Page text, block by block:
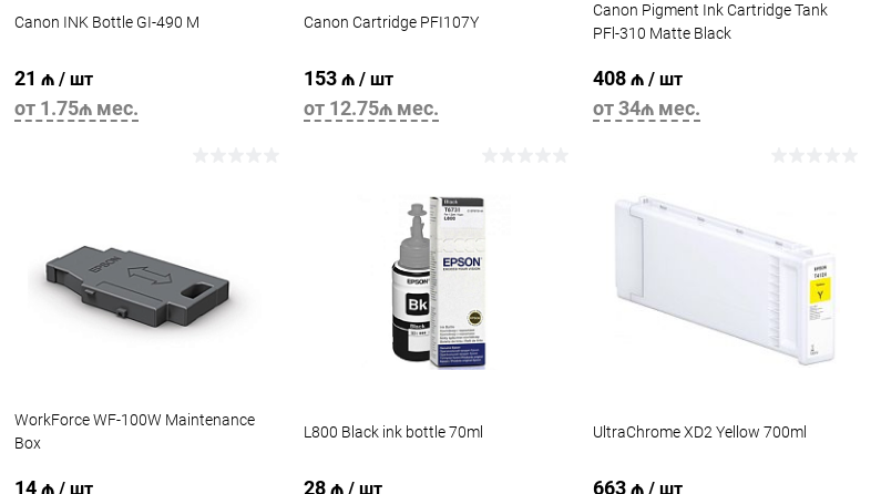
Canon INK Bottle GI-490 M
21 ₼ / шт
от 1.75₼ мес.
Canon Cartridge PFI107Y
153 ₼ / шт
от 12.75₼ мес.
Canon Pigment Ink Cartridge Tank
PFl-310 Matte Black
408 ₼ / шт
от 34₼ мес.
WorkForce WF-100W Maintenance
Box
14 ₼ / шт
L800 Black ink bottle 70ml
28 ₼ / шт
UltraChrome XD2 Yellow 700ml
663 ₼ / шт